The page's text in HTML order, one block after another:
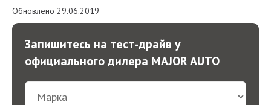
Обновлено 29.06.2019
Запишитесь на тест-драйв у
официального дилера MAJOR AUTO